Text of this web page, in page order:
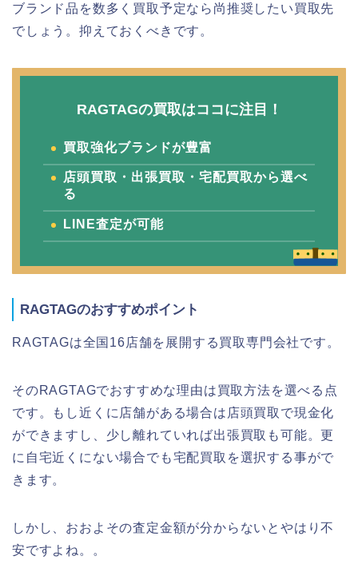
ブランド品を数多く買取予定なら尚推奨したい買取先
でしょう。抑えておくべきです。
RAGTAGの買取はココに注目！
買取強化ブランドが豊富
店頭買取・出張買取・宅配買取から選べ
る
LINE査定が可能
RAGTAGのおすすめポイント
RAGTAGは全国16店舗を展開する買取専門会社です。
そのRAGTAGでおすすめな理由は買取方法を選べる点
です。もし近くに店舗がある場合は店頭買取で現金化
ができますし、少し離れていれば出張買取も可能。更
に自宅近くにない場合でも宅配買取を選択する事がで
きます。
しかし、おおよその査定金額が分からないとやはり不
安ですよね。。